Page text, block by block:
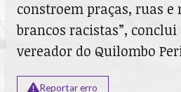
constroem praças, ruas
brancos racistas”,
vereador do Quilombo
Reportar erro